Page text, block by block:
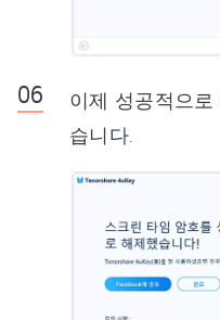
이제 성공적으
습니다.